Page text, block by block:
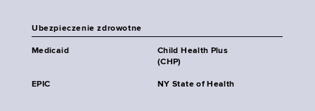
Ubezpieczenie zdrowotne
Medicaid
Child Health Plus
(CHP)
EPIC NY State of Health